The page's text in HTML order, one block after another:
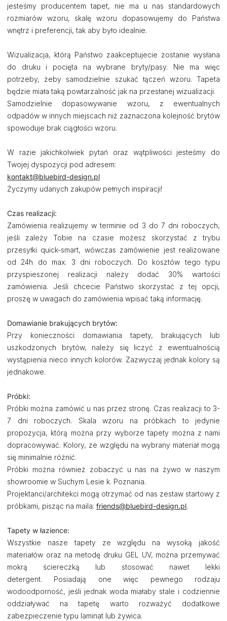
jesteśmy producentem tapet, nie ma u nas standardowych
rozmiarów wzoru, skalę wzoru dopasowujemy do Państwa
wnętrz i preferencji, tak aby było idealnie.
Wizualizacja, którą Państwo zaakceptujecie zostanie wysłana
do druku i pocięta na wybrane bryty/pasy. Nie ma więc
potrzeby, żeby samodzielnie szukać łączeń wzoru. Tapeta
będzie miała taką powtarzalność jak na przesłanej wizualizacji.
Samodzielnie dopasowywanie wzoru, z ewentualnych
odpadów w innych miejscach niż zaznaczona kolejność brytów
spowoduje brak ciągłości wzoru.
W razie jakichkolwiek pytań oraz wątpliwości jesteśmy do
Twojej dyspozycji pod adresem:
kontakt@bluebird-design.pl
Życzymy udanych zakupów pełnych inspiracji!
Czas realizacji:
Zamówienia realizujemy w terminie od 3 do 7 dni roboczych,
jeśli zależy Tobie na czasie możesz skorzystać z trybu
przesyłki quick-smart, wówczas zamówienie jest realizowane
od 24h do max. 3 dni roboczych. Do kosztów tego typu
przyspieszonej realizacji należy dodać 30% wartości
zamówienia. Jeśli chcecie Państwo skorzystać z tej opcji,
proszę w uwagach do zamówienia wpisać taką informację.
Domawianie brakujących brytów:
Przy konieczności domawiania tapety, brakujących lub
uszkodzonych brytów, należy się liczyć z ewentualnością
wystąpienia nieco innych kolorów. Zazwyczaj jednak kolory są
jednakowe.
Próbki:
Próbki można zamówić u nas przez stronę. Czas realizacji to 3-
7 dni roboczych. Skala wzoru na próbkach to jedynie
propozycja, którą można przy wyborze tapety można z nami
dopracowywać. Kolory, ze względu na wybrany materiał mogą
się minimalnie różnić.
Próbki można również zobaczyć u nas na żywo w naszym
showroomie w Suchym Lesie k. Poznania.
Projektanci/architekci mogą otrzymać od nas zestaw startowy z
próbkami, pisząc na maila: friends@bluebird-design.pl.
Tapety w łazience:
Wszystkie nasze tapety ze względu na wysoką jakość
materiałów oraz na metodę druku GEL UV, można przemywać
mokrą ściereczką lub stosować nawet lekki
detergent. Posiadają one więc pewnego rodzaju
wodoodporność, jeśli jednak woda miałaby stale i codziennie
oddziaływać na tapetę warto rozważyć dodatkowe
zabezpieczenie typu laminat lub żywica.